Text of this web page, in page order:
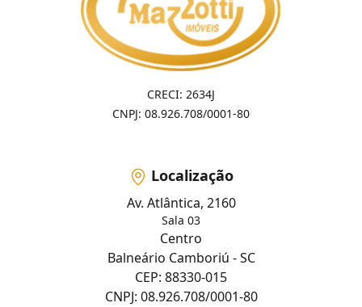
CRECI: 2634J
CNPJ: 08.926.708/0001-80
Localização
Av. Atlântica, 2160
Sala 03
Centro
Balneário Camboriú - SC
CEP: 88330-015
CNPJ: 08.926.708/0001-80